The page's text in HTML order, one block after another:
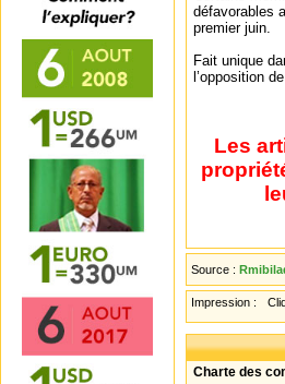
défavorables
premier juin.
Fait unique
l’opposition
Les
Source :
Impression :
Charte des